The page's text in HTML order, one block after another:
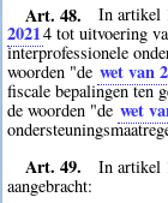
Art. 48.
In artikel
20214 tot uitvoering
interprofessionele
woorden "de wet van
fiscale bepalingen ten
de woorden "de wet
Art. 49.
In artikel
aangebracht: